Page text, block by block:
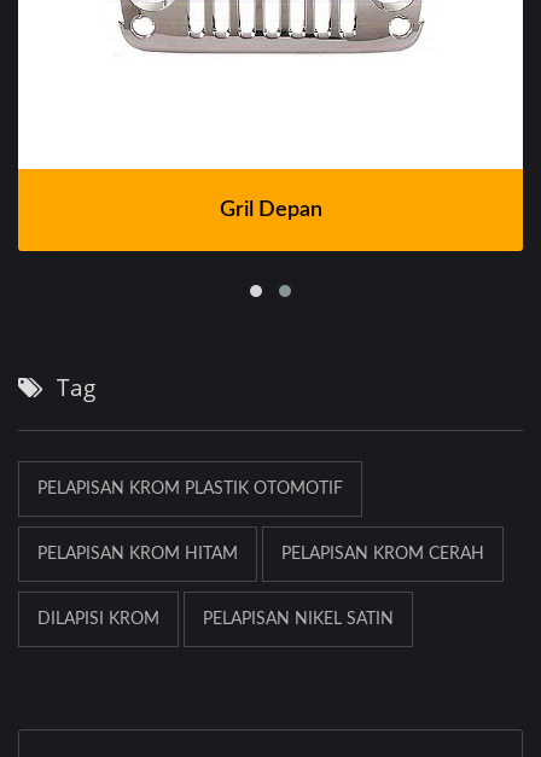
Gril Depan
Tag
PELAPISAN KROM PLASTIK OTOMOTIF
PELAPISAN KROM HITAM PELAPISAN KROM CERAH
DILAPISI KROM PELAPISAN NIKEL SATIN